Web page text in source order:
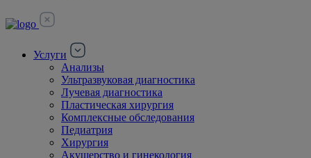
Услуги
Анализы
Ультразвуковая диагностика
Лучевая диагностика
Пластическая хирургия
Комплексные обследования
Педиатрия
Хирургия
Акушерство и гинекология